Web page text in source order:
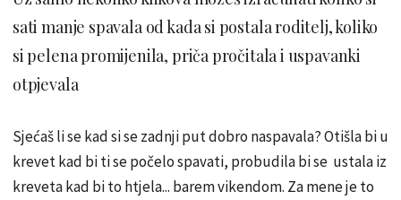
sati manje spavala od kada si postala roditelj, koliko
si pelena promijenila, priča pročitala i uspavanki
otpjevala
Sjećaš li se kad si se zadnji put dobro naspavala? Otišla bi u
krevet kad bi ti se počelo spavati, probudila bi se ustala iz
kreveta kad bi to htjela... barem vikendom. Za mene je to